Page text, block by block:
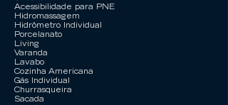
Acessibilidade para PNE
Hidromassagem
Hidrômetro Individual
Porcelanato
Living
Varanda
Lavabo
Cozinha Americana
Gás Individual
Churrasqueira
Sacada